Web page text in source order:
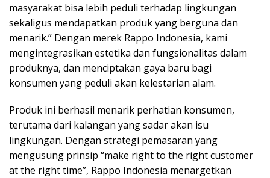
masyarakat bisa lebih peduli terhadap lingkungan
sekaligus mendapatkan produk yang berguna dan
menarik.” Dengan merek Rappo Indonesia, kami
mengintegrasikan estetika dan fungsionalitas dalam
produknya, dan menciptakan gaya baru bagi
konsumen yang peduli akan kelestarian alam.
Produk ini berhasil menarik perhatian konsumen,
terutama dari kalangan yang sadar akan isu
lingkungan. Dengan strategi pemasaran yang
mengusung prinsip “make right to the right customer
at the right time”, Rappo Indonesia menargetkan